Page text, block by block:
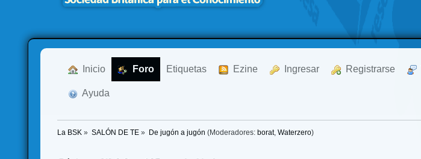
Inicio Foro Etiquetas Ezine Ingresar Registrarse
Ayuda
La BSK » SALÓN DE TE » De jugón a jugón (Moderadores: borat, Waterzero)